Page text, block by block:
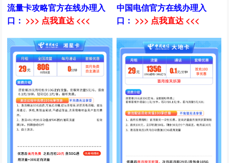
流量卡攻略官方在线办理入
口： >>> 点我直达 <<<
中国电信官方在线办理入
口： >>> 点我直达 <<<